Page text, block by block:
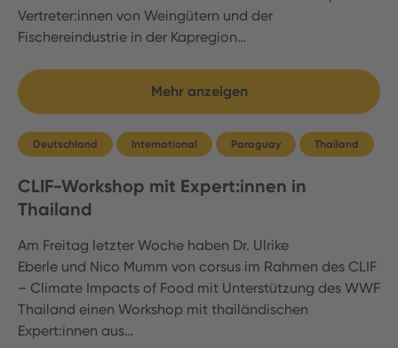
Vertreter:innen von Weingütern und der
Fischereindustrie in der Kapregion…
Mehr anzeigen
Deutschland International Paraguay Thailand
CLIF-Workshop mit Expert:innen in
Thailand
Am Freitag letzter Woche haben Dr. Ulrike
Eberle und Nico Mumm von corsus im Rahmen des CLIF
– Climate Impacts of Food mit Unterstützung des WWF
Thailand einen Workshop mit thailändischen
Expert:innen aus…